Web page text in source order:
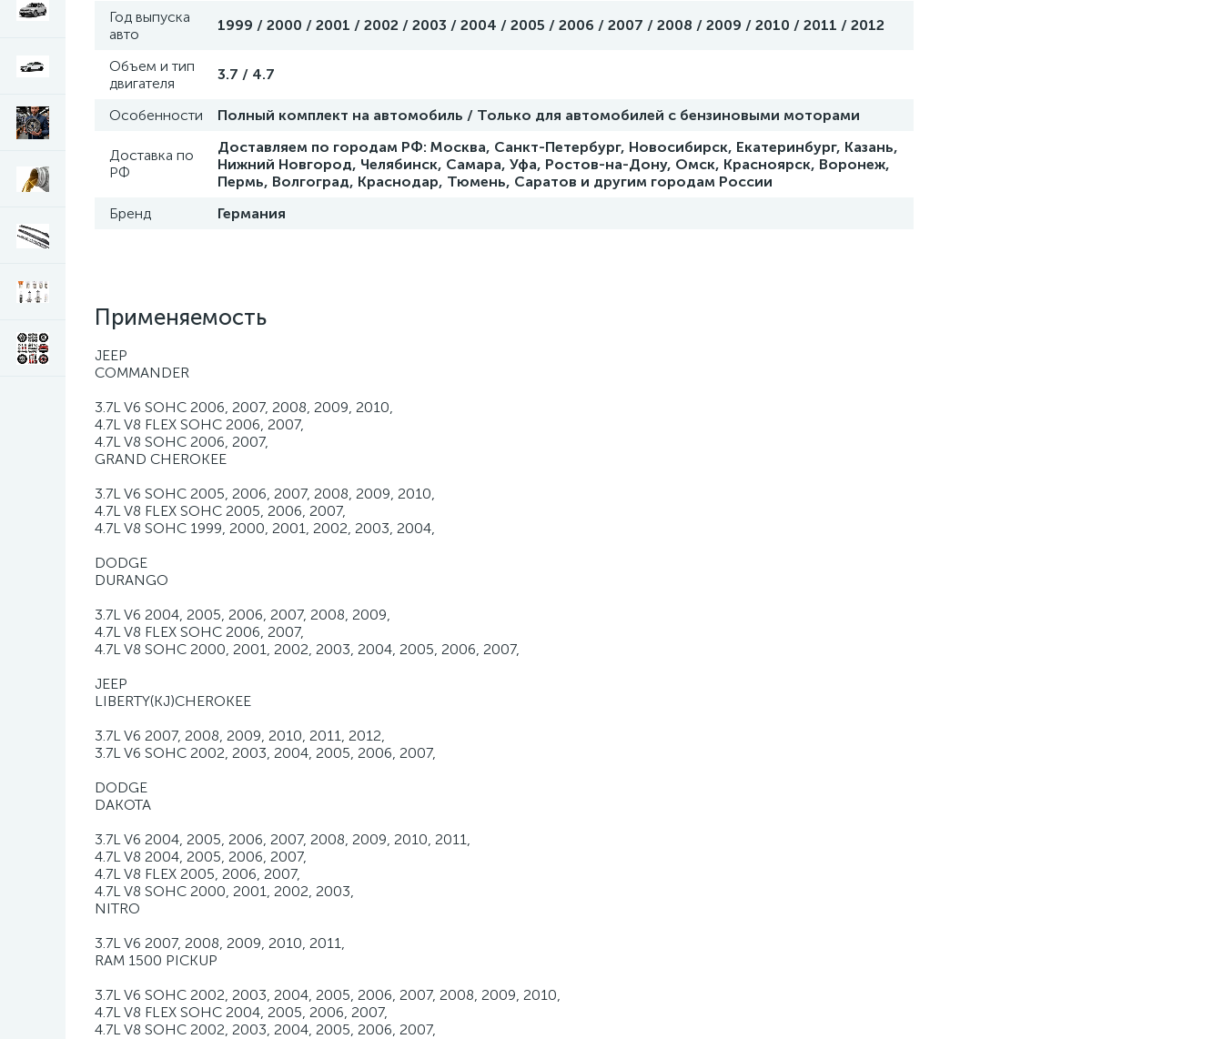
Год выпуска
авто
1999 / 2000 / 2001 / 2002 / 2003 / 2004 / 2005 / 2006 / 2007 / 2008 / 2009 / 2010 / 2011 / 2012
Объем и тип
двигателя
3.7 / 4.7
Особенности Полный комплект на автомобиль / Только для автомобилей с бензиновыми моторами
Доставка по
РФ
Доставляем по городам РФ: Москва, Санкт-Петербург, Новосибирск, Екатеринбург, Казань,
Нижний Новгород, Челябинск, Самара, Уфа, Ростов-на-Дону, Омск, Красноярск, Воронеж,
Пермь, Волгоград, Краснодар, Тюмень, Саратов и другим городам России
Бренд
Германия
Применяемость
JEEP
COMMANDER
3.7L V6 SOHC 2006, 2007, 2008, 2009, 2010,
4.7L V8 FLEX SOHC 2006, 2007,
4.7L V8 SOHC 2006, 2007,
GRAND CHEROKEE
3.7L V6 SOHC 2005, 2006, 2007, 2008, 2009, 2010,
4.7L V8 FLEX SOHC 2005, 2006, 2007,
4.7L V8 SOHC 1999, 2000, 2001, 2002, 2003, 2004,
DODGE
DURANGO
3.7L V6 2004, 2005, 2006, 2007, 2008, 2009,
4.7L V8 FLEX SOHC 2006, 2007,
4.7L V8 SOHC 2000, 2001, 2002, 2003, 2004, 2005, 2006, 2007,
JEEP
LIBERTY(KJ)CHEROKEE
3.7L V6 2007, 2008, 2009, 2010, 2011, 2012,
3.7L V6 SOHC 2002, 2003, 2004, 2005, 2006, 2007,
DODGE
DAKOTA
3.7L V6 2004, 2005, 2006, 2007, 2008, 2009, 2010, 2011,
4.7L V8 2004, 2005, 2006, 2007,
4.7L V8 FLEX 2005, 2006, 2007,
4.7L V8 SOHC 2000, 2001, 2002, 2003,
NITRO
3.7L V6 2007, 2008, 2009, 2010, 2011,
RAM 1500 PICKUP
3.7L V6 SOHC 2002, 2003, 2004, 2005, 2006, 2007, 2008, 2009, 2010,
4.7L V8 FLEX SOHC 2004, 2005, 2006, 2007,
4.7L V8 SOHC 2002, 2003, 2004, 2005, 2006, 2007,